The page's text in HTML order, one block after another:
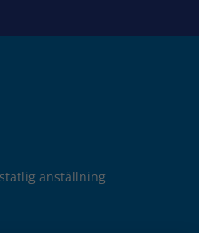
anställning